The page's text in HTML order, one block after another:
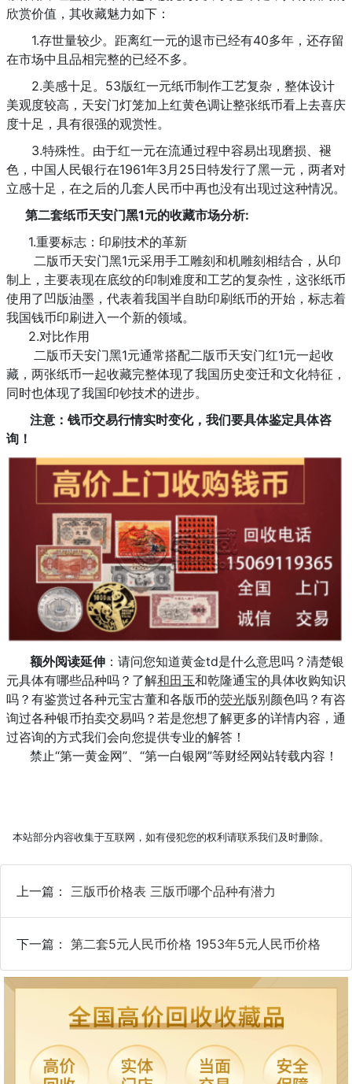
欣赏价值，其收藏魅力如下：
1.存世量较少。距离红一元的退市已经有40多年，还存留
在市场中且品相完整的已经不多。
2.美感十足。53版红一元纸币制作工艺复杂，整体设计
美观度较高，天安门灯笼加上红黄色调让整张纸币看上去喜庆
度十足，具有很强的观赏性。
3.特殊性。由于红一元在流通过程中容易出现磨损、褪
色，中国人民银行在1961年3月25日特发行了黑一元，两者对
立感十足，在之后的几套人民币中再也没有出现过这种情况。
第二套纸币天安门黑1元的收藏市场分析:
1.重要标志：印刷技术的革新
二版币天安门黑1元采用手工雕刻和机雕刻相结合，从印
制上，主要表现在底纹的印制难度和工艺的复杂性，这张纸币
使用了凹版油墨，代表着我国半自助印刷纸币的开始，标志着
我国钱币印刷进入一个新的领域。
2.对比作用
二版币天安门黑1元通常搭配二版币天安门红1元一起收
藏，两张纸币一起收藏完整体现了我国历史变迁和文化特征，
同时也体现了我国印钞技术的进步。
注意：钱币交易行情实时变化，我们要具体鉴定具体咨
询！
额外阅读延伸 ：请问您知道黄金td是什么意思吗？清楚银
元具体有哪些品种吗？了解和田玉和乾隆通宝的具体收购知识
吗？有鉴赏过各种元宝古董和各版币的荧光版别颜色吗？有咨
询过各种银币拍卖交易吗？若是您想了解更多的详情内容，通
过咨询的方式我们会向您提供专业的解答！
禁止“第一黄金网”、“第一白银网”等财经网站转载内容！
本站部分内容收集于互联网，如有侵犯您的权利请联系我们及时删除。
上一篇： 三版币价格表 三版币哪个品种有潜力
下一篇： 第二套5元人民币价格 1953年5元人民币价格